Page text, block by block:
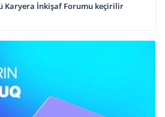
Karyera İnkişaf Forumu keçirilir